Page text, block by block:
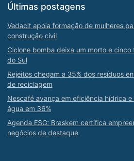
Últimas postagens
Vedacit apoia formação de mulheres
construção civil
Ciclone bomba deixa um morto e cinco
do Sul
Rejeitos chegam a 35% dos resíduos
de reciclagem
Nescafé avança em eficiência hídrica
água em 36%
Agenda ESG: Braskem certifica
negócios de destaque